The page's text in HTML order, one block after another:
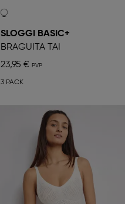
SLOGGI BASIC+
BRAGUITA TAI
23,95 €
3 PACK